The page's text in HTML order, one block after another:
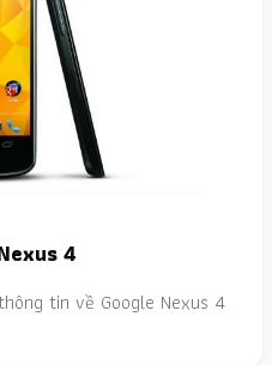
4
tin về Google Nexus 4